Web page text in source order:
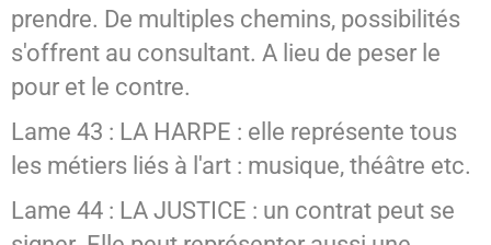
prendre. De multiples chemins, possibilités
s'offrent au consultant. A lieu de peser le
pour et le contre.
Lame 43 : LA HARPE : elle représente tous
les métiers liés à l'art : musique, théâtre etc.
Lame 44 : LA JUSTICE : un contrat peut se